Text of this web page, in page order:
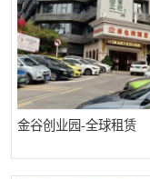
金谷创业园-全球租赁
光明区
龙华观澜